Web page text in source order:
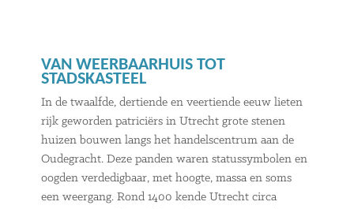
VAN WEERBAARHUIS TOT
STADSKASTEEL
In de twaalfde, dertiende en veertiende eeuw lieten
rijk geworden patriciërs in Utrecht grote stenen
huizen bouwen langs het handelscentrum aan de
Oudegracht. Deze panden waren statussymbolen en
oogden verdedigbaar, met hoogte, massa en soms
een weergang. Rond 1400 kende Utrecht circa